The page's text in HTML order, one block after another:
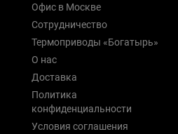
Офис в Москве
Сотрудничество
Термоприводы «Богатырь»
О нас
Доставка
Политика
конфиденциальности
Условия соглашения